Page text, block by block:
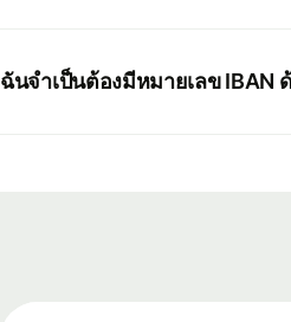
ฉันจำเป็นต้องมีหมายเลข IBAN